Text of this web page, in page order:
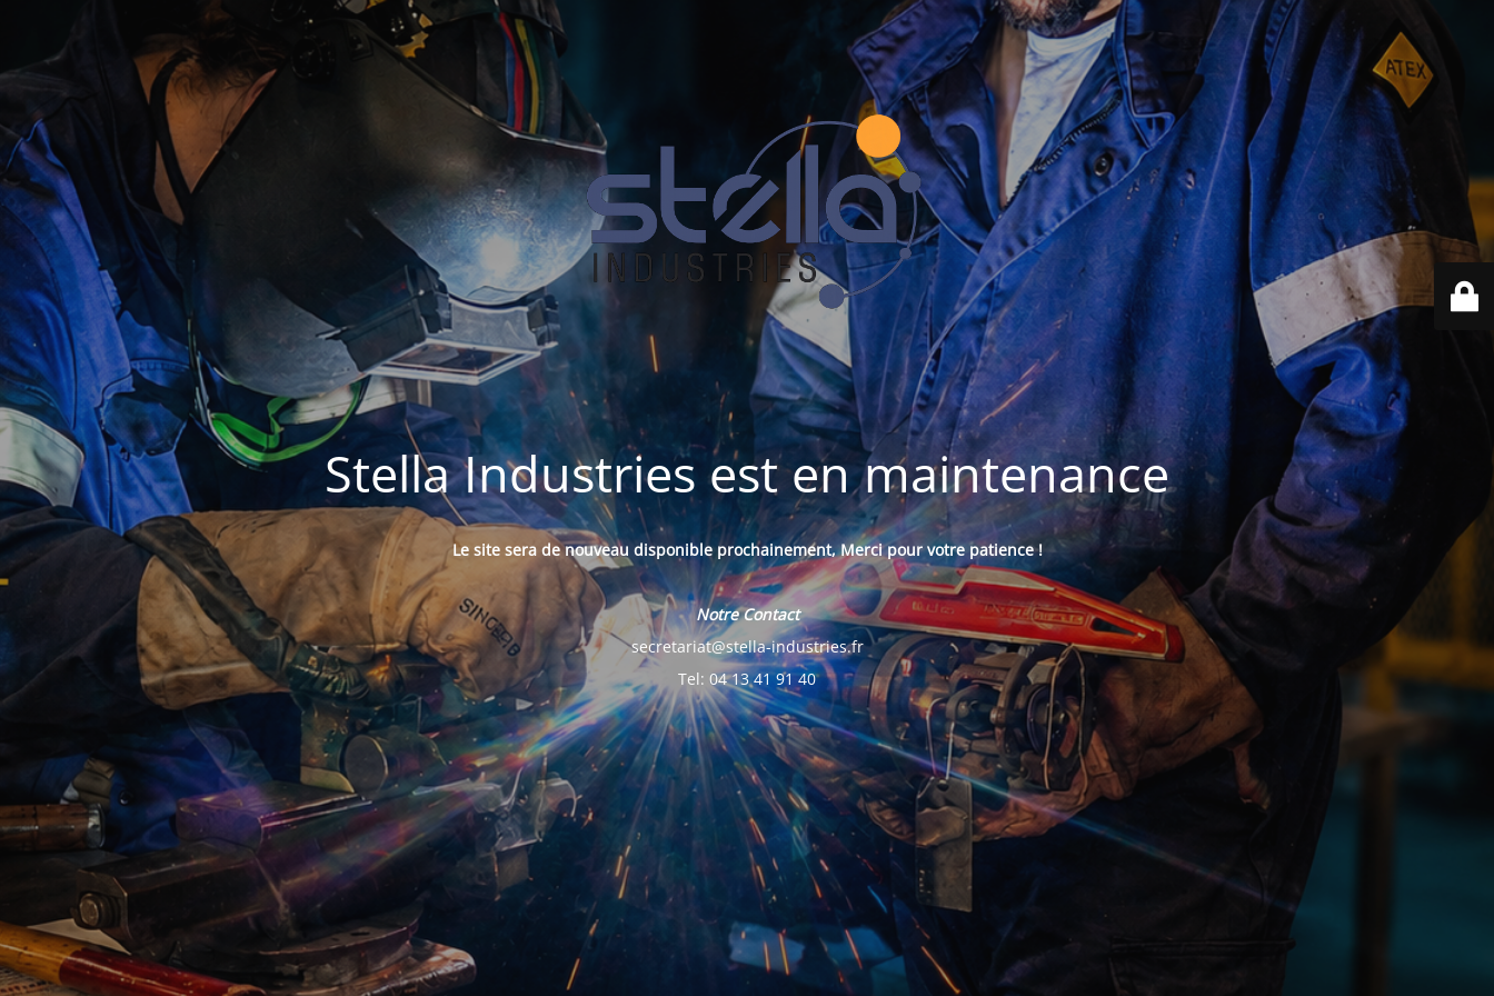
Stella Industries est en maintenance
Le site sera de nouveau disponible prochainement, Merci pour votre patience !
Notre Contact
secretariat@stella-industries.fr
Tel: 04 13 41 91 40